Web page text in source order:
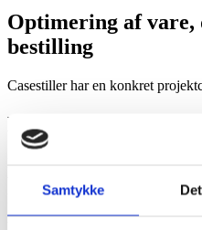
Samtykke
Optimering af vare,
bestilling
Casestiller har en konkret
Baggrund
primær sektoren.